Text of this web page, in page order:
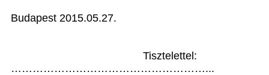
Budapest 2015.05.27.
Tisztelettel:
………………………………………………...